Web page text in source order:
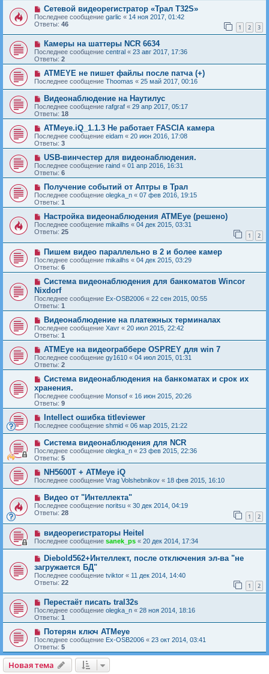
Сетевой видеорегистратор «Трал Т32S»
Последнее сообщение garlic « 14 ноя 2017, 01:42
Ответы: 46 1 2 3
Камеры на шаттеры NCR 6634
Последнее сообщение central « 23 авг 2017, 17:36
Ответы: 2
ATMEYE не пишет файлы после патча (+)
Последнее сообщение Thoomas « 25 май 2017, 00:16
Видеонаблюдение на Наутилус
Последнее сообщение rafgraf « 29 апр 2017, 05:17
Ответы: 18
ATMeye.iQ_1.1.3 Не работает FASCIA камера
Последнее сообщение eidam « 20 июн 2016, 17:08
Ответы: 3
USB-винчестер для видеонаблюдения.
Последнее сообщение raind « 01 апр 2016, 16:31
Ответы: 6
Получение событий от Аптры в Трал
Последнее сообщение olegka_n « 07 фев 2016, 19:15
Ответы: 1
Настройка видеонаблюдения ATMEye (решено)
Последнее сообщение mikailhs « 04 дек 2015, 03:31
Ответы: 25 1 2
Пишем видео параллельно в 2 и более камер
Последнее сообщение mikailhs « 04 дек 2015, 03:29
Ответы: 6
Система видеонаблюдения для банкоматов Wincor
Nixdorf
Последнее сообщение Ex-OSB2006 « 22 сен 2015, 00:55
Ответы: 1
Видеонаблюдение на платежных терминалах
Последнее сообщение Xavr « 20 июл 2015, 22:42
Ответы: 1
ATMEye на видеограббере OSPREY для win 7
Последнее сообщение gy1610 « 04 июл 2015, 01:31
Ответы: 2
Система видеонаблюдения на банкоматах и срок их
хранения.
Последнее сообщение Monsof « 16 июн 2015, 20:26
Ответы: 9
Intellect ошибка titleviewer
Последнее сообщение shmid « 06 мар 2015, 21:22
Система видеонаблюдения для NCR
Последнее сообщение olegka_n « 23 фев 2015, 22:36
Ответы: 5
NH5600T + ATMeye iQ
Последнее сообщение Vrag Volshebnikov « 18 фев 2015, 16:10
Видео от "Интеллекта"
Последнее сообщение noritsu « 30 дек 2014, 04:19
Ответы: 28 1 2
видеорегистраторы Heitel
Последнее сообщение sanek_ps « 20 дек 2014, 17:34
Diebold562+Интеллект, после отключения эл-ва "не
загружается БД"
Последнее сообщение tviktor « 11 дек 2014, 14:40
Ответы: 22 1 2
Перестаёт писать tral32s
Последнее сообщение olegka_n « 28 ноя 2014, 18:16
Ответы: 1
Потерян ключ ATMeye
Последнее сообщение Ex-OSB2006 « 23 окт 2014, 03:41
Ответы: 5
Новая тема
Новаятема